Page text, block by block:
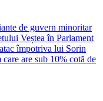
de guvern minoritar
Veștea în Parlament
împotriva lui Sorin
are sub 10% cotă de